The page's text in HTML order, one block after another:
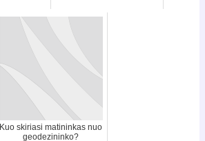
Kuo skiriasi matininkas nuo
geodezininko?